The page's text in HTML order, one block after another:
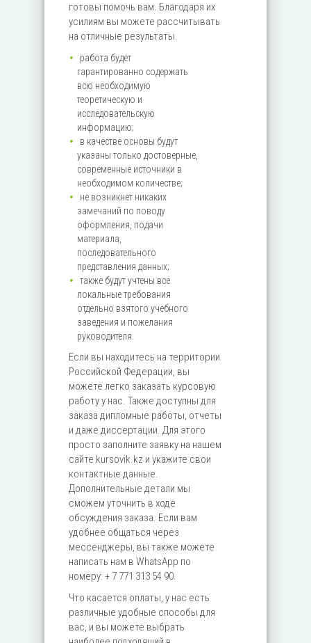
готовы помочь вам. Благодаря их
усилиям вы можете рассчитывать
на отличные результаты.
работа будет
гарантированно содержать
всю необходимую
теоретическую и
исследовательскую
информацию;
в качестве основы будут
указаны только достоверные,
современные источники в
необходимом количестве;
не возникнет никаких
замечаний по поводу
оформления, подачи
материала,
последовательного
представления данных;
также будут учтены все
локальные требования
отдельно взятого учебного
заведения и пожелания
руководителя.
Если вы находитесь на территории
Российской Федерации, вы
можете легко заказать курсовую
работу у нас. Также доступны для
заказа дипломные работы, отчеты
и даже диссертации. Для этого
просто заполните заявку на нашем
сайте kursovik.kz и укажите свои
контактные данные.
Дополнительные детали мы
сможем уточнить в ходе
обсуждения заказа. Если вам
удобнее общаться через
мессенджеры, вы также можете
написать нам в WhatsApp по
номеру: + 7 771 313 54 90.
Что касается оплаты, у нас есть
различные удобные способы для
вас, и вы можете выбрать